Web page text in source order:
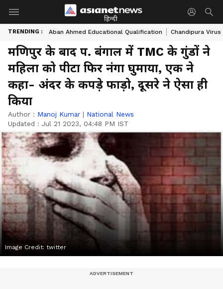
हिन्दी
TRENDING : Aban Ahmed Educational Qualification Chandipura
मणिपुर के बाद प. बंगाल में TMC के गुंडों ने
महिला को पीटा फिर नंगा घुमाया, एक ने
कहा- अंदर के कपड़े फाड़ो, दूसरे ने ऐसा ही
किया
Author : Manoj Kumar | National News
Updated : Jul 21 2023, 04:48 PM IST
Image Credit: twitter